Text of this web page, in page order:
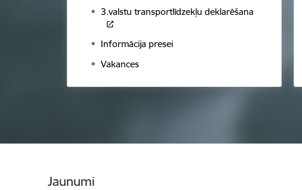
3.valstu transportlīdzekļu deklarēšana
Informācija presei
Vakances
Jaunumi